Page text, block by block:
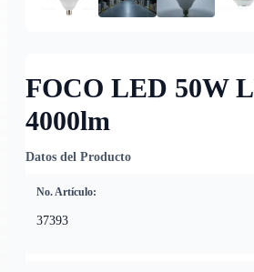
FOCO LED 50W
4000lm
Datos del Producto
No. Artículo:
37393